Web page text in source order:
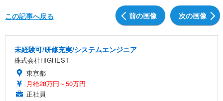
前の画像 次の画像
この記事へ戻る
未経験可/研修充実/システムエンジニア
株式会社HIGHEST
東京都
月給28万円～50万円
正社員